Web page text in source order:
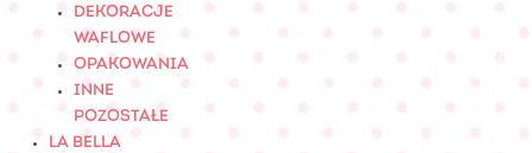
DEKORACJE
WAFLOWE
OPAKOWANIA
INNE
POZOSTAŁE
LA BELLA